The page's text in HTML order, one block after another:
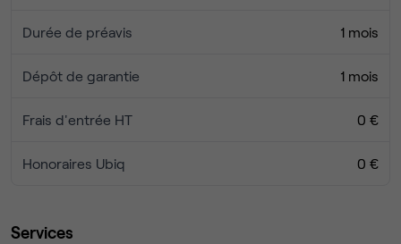
Durée de préavis 1 mois
Dépôt de garantie 1 mois
Frais d'entrée HT 0 €
Honoraires Ubiq 0 €
Services